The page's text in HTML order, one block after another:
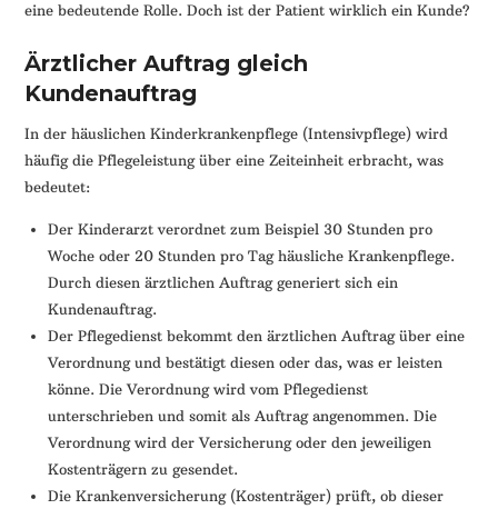
eine bedeutende Rolle. Doch ist der Patient wirklich ein Kunde?
Ärztlicher Auftrag gleich
Kundenauftrag
In der häuslichen Kinderkrankenpflege (Intensivpflege) wird
häufig die Pflegeleistung über eine Zeiteinheit erbracht, was
bedeutet:
Der Kinderarzt verordnet zum Beispiel 30 Stunden pro
Woche oder 20 Stunden pro Tag häusliche Krankenpflege.
Durch diesen ärztlichen Auftrag generiert sich ein
Kundenauftrag.
Der Pflegedienst bekommt den ärztlichen Auftrag über eine
Verordnung und bestätigt diesen oder das, was er leisten
könne. Die Verordnung wird vom Pflegedienst
unterschrieben und somit als Auftrag angenommen. Die
Verordnung wird der Versicherung oder den jeweiligen
Kostenträgern zu gesendet.
Die Krankenversicherung (Kostenträger) prüft, ob dieser